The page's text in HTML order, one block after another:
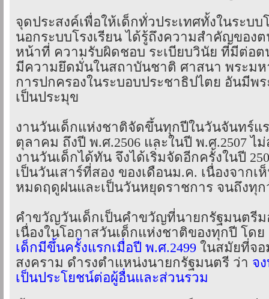
จุดประสงค์เพื่อให้เด็กทั่วประเทศทั้งในระบบ
นอกระบบโรงเรียน ได้รู้ถึงความสำคัญของ
หน้าที่ ความรับผิดชอบ ระเบียบวินัย ที่มีต่อต
มีความยึดมั่นในสถาบันชาติ ศาสนา พระม
การปกครองในระบอบประชาธิปไตย อันมีพ
เป็นประมุข
งานวันเด็กแห่งชาติจัดขึ้นทุกปีในวันจันทร์แ
ตุลาคม ถึงปี พ.ศ.2506 และในปี พ.ศ.2507 ไ
งานวันเด็กได้ทัน จึงได้เริ่มจัดอีกครั้งในปี
เป็นวันเสาร์ที่สอง ของเดือนม.ค. เนื่องจากเ
หมดฤดูฝนและเป็นวันหยุดราชการ จนถึงทุ
คำขวัญวันเด็กเป็นคำขวัญที่นายกรัฐมนตรีม
เนื่องในโอกาสวันเด็กแห่งชาติของทุกปี โดย
เด็กมีขึ้นครั้งแรกเมื่อปี พ.ศ.2499 ในสมัยที่จ
สงคราม ดำรงตำแหน่งนายกรัฐมนตรี ว่า จ
เป็นประโยชน์ต่อผู้อื่นและส่วนรวม